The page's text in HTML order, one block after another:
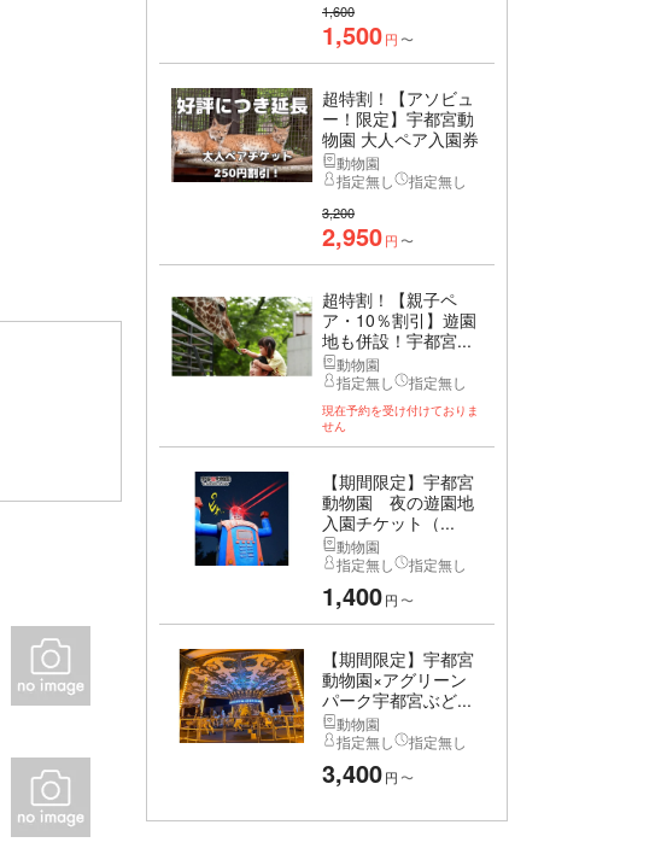
1,600
1,500円 〜
超特割！【アソビュ
ー！限定】宇都宮動
物園 大人ペア入園券
動物園
指定無し
指定無し
3,200
2,950円 〜
超特割！【親子ペ
ア・10％割引】遊園
地も併設！宇都宮...
動物園
指定無し
指定無し
現在予約を受け付けておりま
せん
【期間限定】宇都宮
動物園 夜の遊園地
入園チケット（...
動物園
指定無し
指定無し
1,400円 〜
【期間限定】宇都宮
動物園×アグリーン
パーク宇都宮ぶど...
動物園
指定無し
指定無し
3,400円 〜